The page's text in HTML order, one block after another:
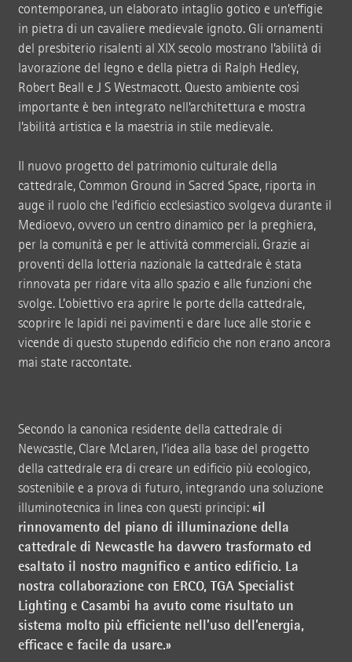
contemporanea, un elaborato intaglio gotico e un’effigie
in pietra di un cavaliere medievale ignoto. Gli ornamenti
del presbiterio risalenti al XIX secolo mostrano l’abilità di
lavorazione del legno e della pietra di Ralph Hedley,
Robert Beall e J S Westmacott. Questo ambiente così
importante è ben integrato nell’architettura e mostra
l’abilità artistica e la maestria in stile medievale.
Il nuovo progetto del patrimonio culturale della
cattedrale, Common Ground in Sacred Space, riporta in
auge il ruolo che l'edificio ecclesiastico svolgeva durante il
Medioevo, ovvero un centro dinamico per la preghiera,
per la comunità e per le attività commerciali. Grazie ai
proventi della lotteria nazionale la cattedrale è stata
rinnovata per ridare vita allo spazio e alle funzioni che
svolge. L’obiettivo era aprire le porte della cattedrale,
scoprire le lapidi nei pavimenti e dare luce alle storie e
vicende di questo stupendo edificio che non erano ancora
mai state raccontate.
Secondo la canonica residente della cattedrale di
Newcastle, Clare McLaren, l’idea alla base del progetto
della cattedrale era di creare un edificio più ecologico,
sostenibile e a prova di futuro, integrando una soluzione
illuminotecnica in linea con questi principi:«il
rinnovamento del piano di illuminazione della
cattedrale di Newcastle ha davvero trasformato ed
esaltato il nostro magnifico e antico edificio. La
nostra collaborazione con ERCO, TGA Specialist
Lighting e Casambi ha avuto come risultato un
sistema molto più efficiente nell’uso dell’energia,
efficace e facile da usare.»